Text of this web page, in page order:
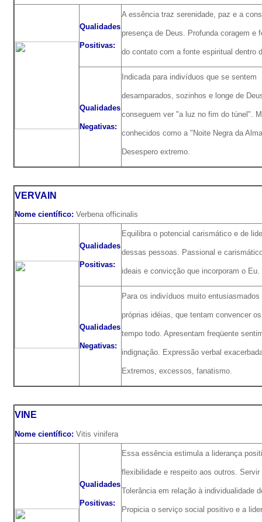
Qualidades
Positivas:
A essência traz serenidade, paz e a
presença de Deus. Profunda coragem e
do contato com a fonte espiritual dentro
Qualidades
Negativas:
Indicada para indivíduos que se sentem
desamparados, sozinhos e longe de
conseguem ver "a luz no fim do túnel".
conhecidos como a "Noite Negra da
Desespero extremo.
VERVAIN
Nome científico: Verbena officinalis
Qualidades
Positivas:
Equilibra o potencial carismático e de
dessas pessoas. Passional e
ideais e convicção que incorporam o Eu.
Qualidades
Negativas:
Para os indivíduos muito
próprias idéias, que tentam convencer
tempo todo. Apresentam freqüente
indignação. Expressão verbal
Extremos, excessos, fanatismo.
VINE
Nome científico: Vitis vinifera
Qualidades
Positivas:
Essa essência estimula a liderança
flexibilidade e respeito aos outros.
Tolerância em relação à individualidade
Propicia o serviço social positivo e a